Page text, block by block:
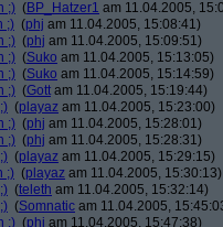
;) (BP_Hatzer1 am 11.04.2005,
;) (phj am 11.04.2005, 15:08:41)
;) (phj am 11.04.2005, 15:09:51)
;) (Suko am 11.04.2005, 15:13:05)
;) (Suko am 11.04.2005, 15:14:59)
;) (Gott am 11.04.2005, 15:19:44)
(playaz am 11.04.2005, 15:23:00)
;) (phj am 11.04.2005, 15:28:01)
;) (phj am 11.04.2005, 15:28:31)
(playaz am 11.04.2005, 15:29:15)
;) (playaz am 11.04.2005, 15:30:13)
(teleth am 11.04.2005, 15:32:14)
(Somnatic am 11.04.2005,
;) (phj am 11.04.2005, 15:47:38)